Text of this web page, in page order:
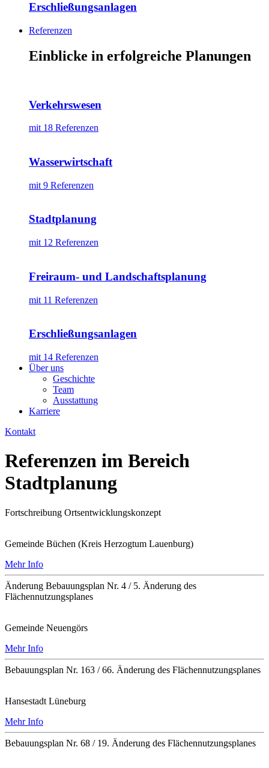
Erschließungsanlagen
Referenzen
Einblicke in erfolgreiche Planungen
Verkehrswesen
mit 18 Referenzen
Wasserwirtschaft
mit 9 Referenzen
Stadtplanung
mit 12 Referenzen
Freiraum- und Landschaftsplanung
mit 11 Referenzen
Erschließungsanlagen
mit 14 Referenzen
Über uns
Geschichte
Team
Ausstattung
Karriere
Kontakt
Referenzen im Bereich
Stadtplanung
Fortschreibung Ortsentwicklungskonzept
Gemeinde Büchen (Kreis Herzogtum Lauenburg)
Mehr Info
Änderung Bebauungsplan Nr. 4 / 5. Änderung des
Flächennutzungsplanes
Gemeinde Neuengörs
Mehr Info
Bebauungsplan Nr. 163 / 66. Änderung des Flächennutzungsplanes
Hansestadt Lüneburg
Mehr Info
Bebauungsplan Nr. 68 / 19. Änderung des Flächennutzungsplanes